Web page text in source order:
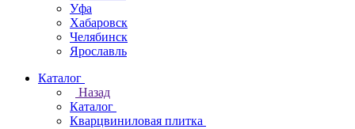
Уфа
Хабаровск
Челябинск
Ярославль
Каталог
Назад
Каталог
Кварцвиниловая плитка